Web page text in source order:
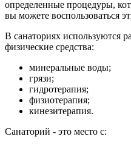
определенные процедуры,
вы можете воспользоваться
В санаториях используются
физические средства:
минеральные воды;
грязи;
гидротерапия;
физиотерапия;
кинезитерапия.
Санаторий - это место с: